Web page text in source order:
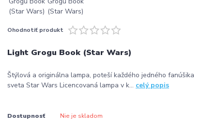
Ohodnotiť produkt
Light Grogu Book (Star Wars)
Štýlová a originálna lampa, poteší každého jedného fanúšika
sveta Star Wars Licencovaná lampa v k... celý popis
Dostupnosť Nie je skladom